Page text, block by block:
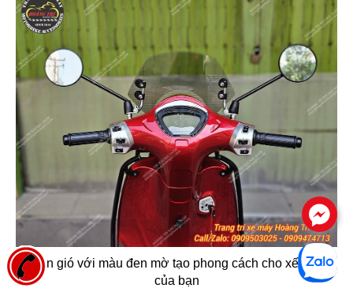
Chắn gió với màu đen mờ tạo phong cách cho xế cưng
của bạn
.